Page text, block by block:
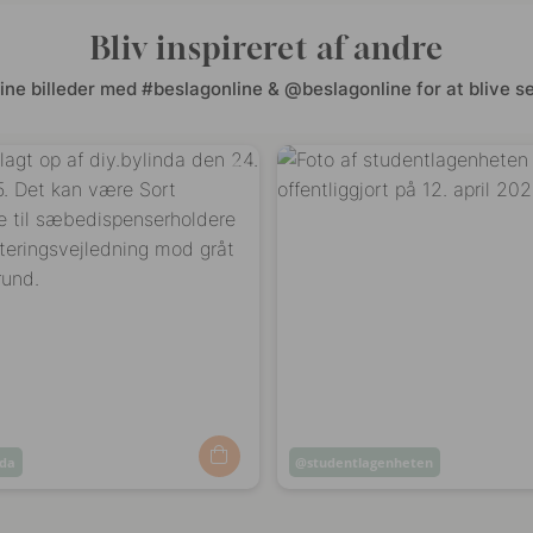
Bliv inspireret af andre
billeder med #beslagonline & @beslagonline for at blive
Opslag
studentlagenheten